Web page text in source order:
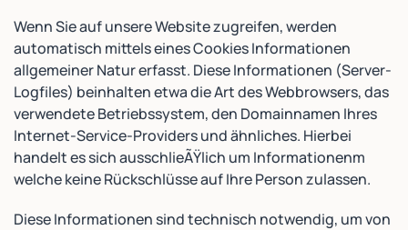
Wenn Sie auf unsere Website zugreifen, werden
automatisch mittels eines Cookies Informationen
allgemeiner Natur erfasst. Diese Informationen (Server-
Logfiles) beinhalten etwa die Art des Webbrowsers, das
verwendete Betriebssystem, den Domainnamen Ihres
Internet-Service-Providers und ähnliches. Hierbei
handelt es sich ausschlieÃŸlich um Informationenm
welche keine Rückschlüsse auf Ihre Person zulassen.
Diese Informationen sind technisch notwendig, um von